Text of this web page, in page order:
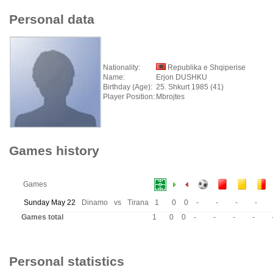
Personal data
Nationality:
Republika e Shqiperise
Name:
Erjon DUSHKU
Birthday (Age): 25. Shkurt 1985 (41)
Player Position: Mbrojtes
Games history
Games
Sunday May 22 Dinamo vs Tirana 1 0 0 - - -
-
Games total
1 0 0 - - - -
Personal statistics